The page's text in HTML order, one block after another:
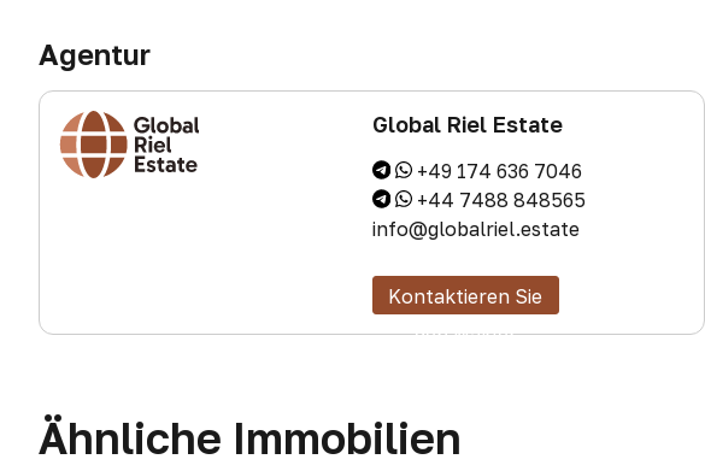
Agentur
Global Riel Estate
+49 174 636 7046
+44 7488 848565
info@globalriel.estate
Kontaktieren Sie
den Makler
Ähnliche Immobilien